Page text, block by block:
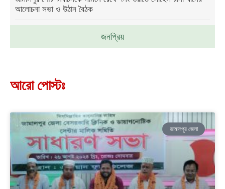
জনপ্রিয়
আলোচনা সভা ও উঠান বৈঠক
আরো পোস্টঃ
জামালপুর জেলা